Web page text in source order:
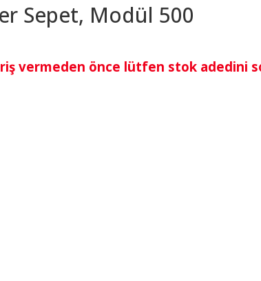
Sepet, Modül 500
vermeden önce lütfen stok adedini